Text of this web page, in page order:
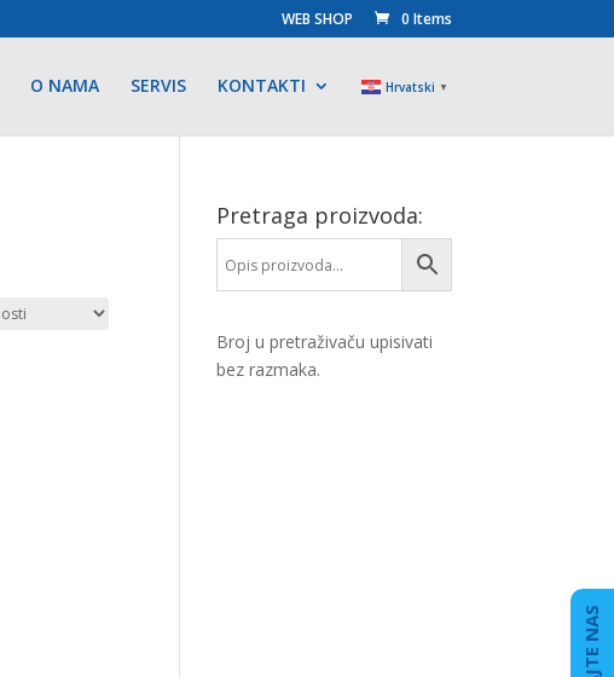
WEB SHOP 0 Items
O NAMA SERVIS KONTAKTI Hrvatski ▼
Pretraga proizvoda:
Broj u pretraživaču upisivati
bez razmaka.